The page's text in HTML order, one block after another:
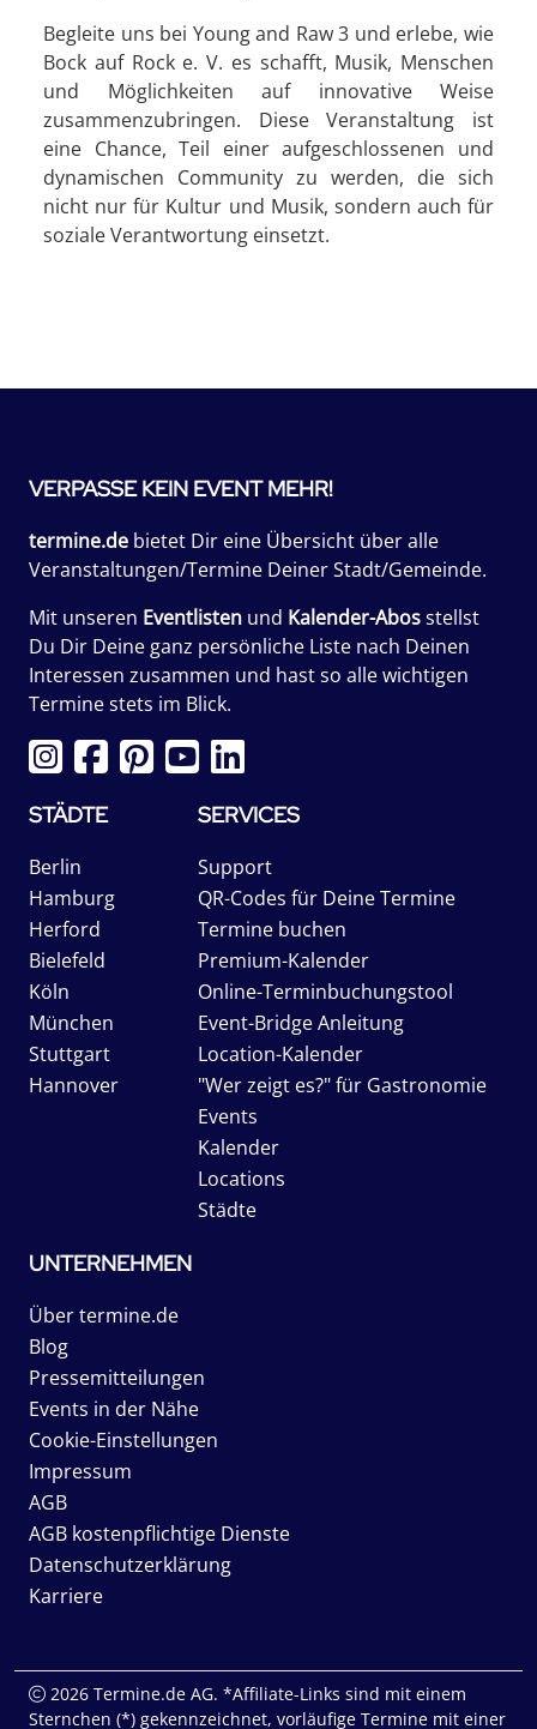
Begleite uns bei Young and Raw 3 und erlebe, wie
Bock auf Rock e. V. es schafft, Musik, Menschen
und Möglichkeiten auf innovative Weise
zusammenzubringen. Diese Veranstaltung ist
eine Chance, Teil einer aufgeschlossenen und
dynamischen Community zu werden, die sich
nicht nur für Kultur und Musik, sondern auch für
soziale Verantwortung einsetzt.
VERPASSE KEIN EVENT MEHR!
termine.de bietet Dir eine Übersicht über alle
Veranstaltungen/Termine Deiner Stadt/Gemeinde.
Mit unseren Eventlisten und Kalender-Abosstellst
Du Dir Deine ganz persönliche Liste nach Deinen
Interessen zusammen und hast so alle wichtigen
Termine stets im Blick.
STÄDTE
Berlin
Hamburg
Herford
Bielefeld
Köln
München
Stuttgart
Hannover
SERVICES
Support
QR-Codes für Deine Termine
Termine buchen
Premium-Kalender
Online-Terminbuchungstool
Event-Bridge Anleitung
Location-Kalender
"Wer zeigt es?" für Gastronomie
Events
Kalender
Locations
Städte
UNTERNEHMEN
Über termine.de
Blog
Pressemitteilungen
Events in der Nähe
Cookie-Einstellungen
Impressum
AGB
AGB kostenpflichtige Dienste
Datenschutzerklärung
Karriere
2026 Termine.de AG. *Affiliate-Links sind mit einem
Sternchen (*) gekennzeichnet, vorläufige Termine mit einer